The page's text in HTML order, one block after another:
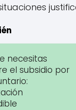
necesitas
el subsidio por